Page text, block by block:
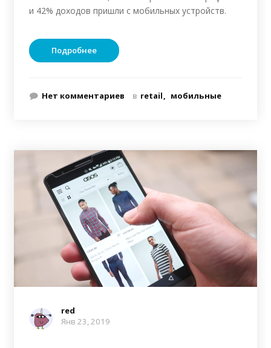
и 42% доходов пришли с мобильных устройств.
Подробнее
Нет комментариев в retail мобильные
red
Янв 23, 2019